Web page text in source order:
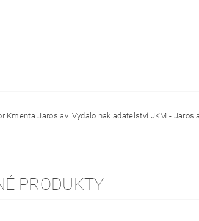
Kmenta Jaroslav. Vydalo nakladatelství JKM -
PRODUKTY